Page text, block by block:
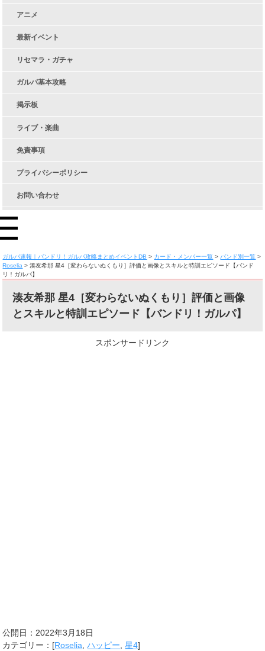
アニメ
最新イベント
リセマラ・ガチャ
ガルパ基本攻略
掲示板
ライブ・楽曲
免責事項
プライバシーポリシー
お問い合わせ
ガルパ速報｜バンドリ！ガルパ攻略まとめイベントDB > カード・メンバー一覧 > バンド別一覧 >
Roselia >湊友希那 星4［変わらないぬくもり］評価と画像とスキルと特訓エピソード【バンド
リ！ガルパ】
湊友希那 星4［変わらないぬくもり］評価と画像
とスキルと特訓エピソード【バンドリ！ガルパ】
スポンサードリンク
公開日： 2022年3月18日
カテゴリー：[Roselia ,ハッピー ,星4]